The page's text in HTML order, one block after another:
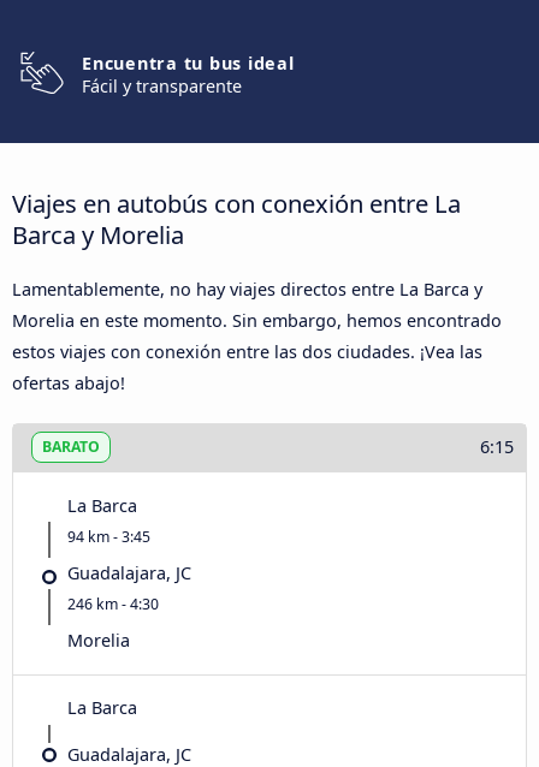
Encuentra tu bus ideal
Fácil y transparente
Viajes en autobús con conexión entre La
Barca y Morelia
Lamentablemente, no hay viajes directos entre La Barca y
Morelia en este momento. Sin embargo, hemos encontrado
estos viajes con conexión entre las dos ciudades. ¡Vea las
ofertas abajo!
BARATO 6:15
La Barca
94 km - 3:45
Guadalajara, JC
246 km - 4:30
Morelia
La Barca
Guadalajara, JC